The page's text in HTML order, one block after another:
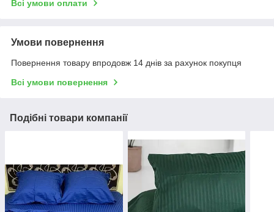
Всі умови оплати
Умови повернення
Повернення товару впродовж 14 днів за рахунок покупця
Всі умови повернення
Подібні товари компанії